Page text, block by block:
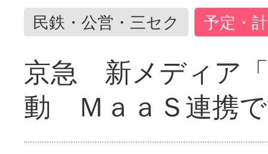
民鉄・公営・三セク 予定・
京急 新メディア
動 ＭａａＳ連携